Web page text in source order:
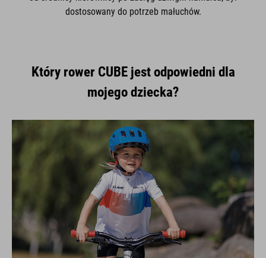
dostosowany do potrzeb małuchów.
Który rower CUBE jest odpowiedni dla
mojego dziecka?